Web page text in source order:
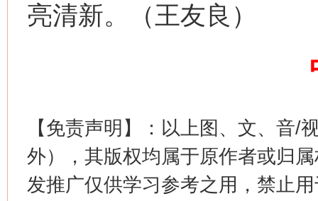
亮清新。（王友良）
【免责声明】：以上图、文、音/
外），其版权均属于原作者或归
发推广仅供学习参考之用，禁止